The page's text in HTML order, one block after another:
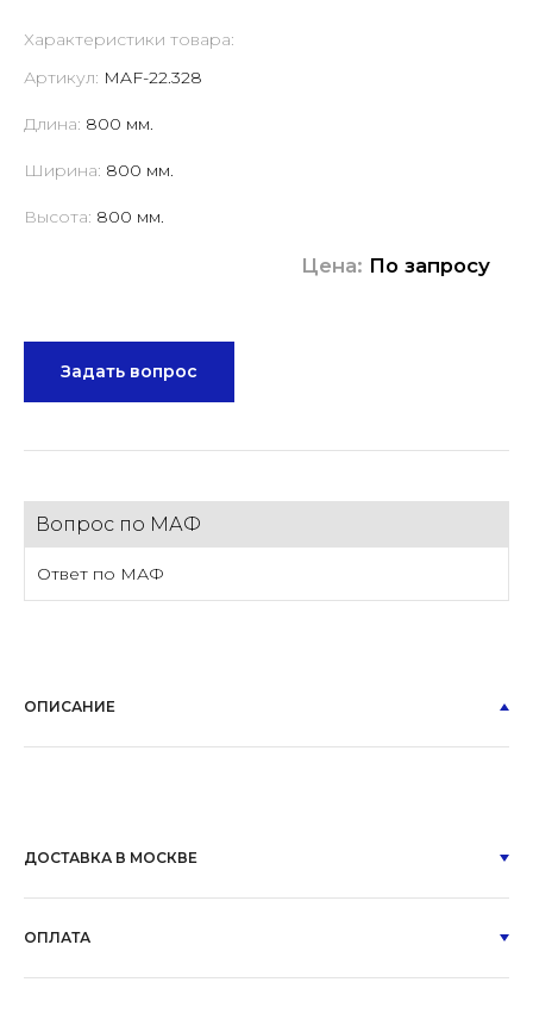
Характеристики товара:
Артикул: MAF-22.328
Длина: 800 мм.
Ширина: 800 мм.
Высота: 800 мм.
Цена: По запросу
Задать вопрос
Вопрос по МАФ
Ответ по МАФ
ОПИСАНИЕ
ДОСТАВКА В МОСКВЕ
ОПЛАТА